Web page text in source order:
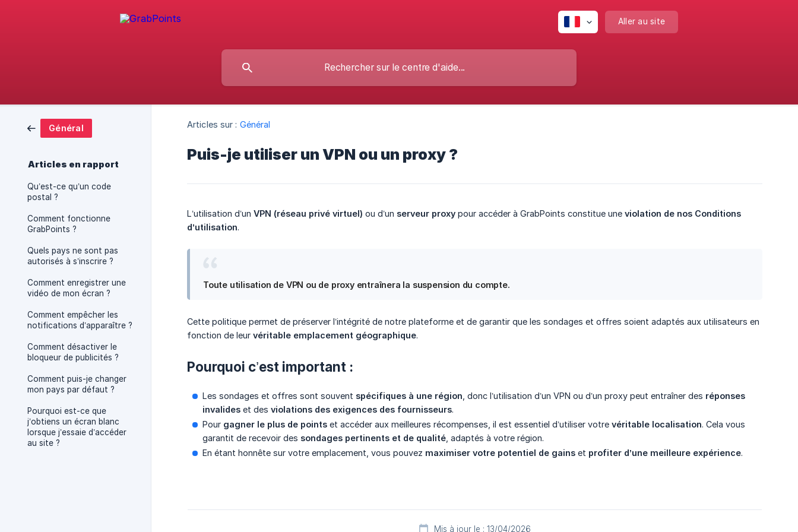
Aller au site
Général
Articles en rapport
Qu’est-ce qu’un code
postal ?
Comment fonctionne
GrabPoints ?
Quels pays ne sont pas
autorisés à s’inscrire ?
Comment enregistrer une
vidéo de mon écran ?
Comment empêcher les
notifications d’apparaître ?
Comment désactiver le
bloqueur de publicités ?
Comment puis-je changer
mon pays par défaut ?
Pourquoi est-ce que
j’obtiens un écran blanc
lorsque j’essaie d’accéder
au site ?
Articles sur : Général
Puis-je utiliser un VPN ou un proxy ?
L’utilisation d’un VPN (réseau privé virtuel) ou d’un serveur proxy pour accéder à GrabPoints constitue une violation de nos Conditions
d’utilisation.
Toute utilisation de VPN ou de proxy entraînera la suspension du compte.
Cette politique permet de préserver l’intégrité de notre plateforme et de garantir que les sondages et offres soient adaptés aux utilisateurs en
fonction de leur véritable emplacement géographique.
Pourquoi c’est important :
Les sondages et offres sont souvent spécifiques à une région , donc l’utilisation d’un VPN ou d’un proxy peut entraîner des réponses
invalides et des violations des exigences des fournisseurs.
Pour gagner le plus de points et accéder aux meilleures récompenses, il est essentiel d’utiliser votre véritable localisation. Cela vous
garantit de recevoir des sondages pertinents et de qualité , adaptés à votre région.
En étant honnête sur votre emplacement, vous pouvez maximiser votre potentiel de gains et profiter d’une meilleure expérience.
Mis à jour le : 13/04/2026